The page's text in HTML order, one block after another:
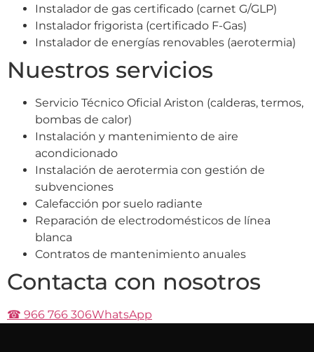
Instalador de gas certificado (carnet G/GLP)
Instalador frigorista (certificado F-Gas)
Instalador de energías renovables (aerotermia)
Nuestros servicios
Servicio Técnico Oficial Ariston (calderas, termos,
bombas de calor)
Instalación y mantenimiento de aire
acondicionado
Instalación de aerotermia con gestión de
subvenciones
Calefacción por suelo radiante
Reparación de electrodomésticos de línea
blanca
Contratos de mantenimiento anuales
Contacta con nosotros
☎ 966 766 306WhatsApp